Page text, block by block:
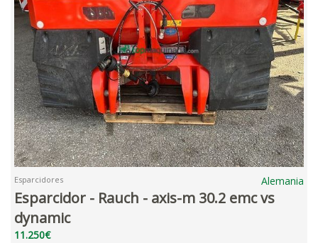
Esparcidores Alemania
Esparcidor - Rauch - axis-m 30.2 emc vs
dynamic
11.250€